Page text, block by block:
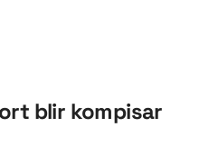
blir kompisar